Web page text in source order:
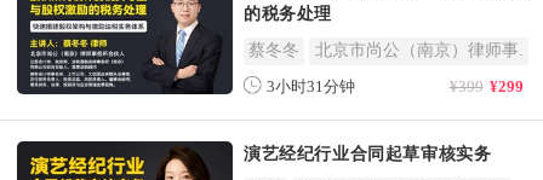
的税务处理
蔡冬冬 北京市尚公（南京）律师事.
3小时31分钟 ¥399 ¥299
演艺经纪行业合同起草审核实务